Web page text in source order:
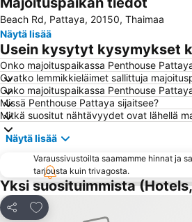
Beach Rd, Pattaya, 20150, Thaimaa
Näytä lisää
Usein kysytyt kysymykset
Onko majoituspaikassa Penthouse
Ovatko lemmikkieläimet sallittuja
Onko majoituspaikassa Penthouse
Missä Penthouse Pattaya sijaitsee?
Mitkä suositut nähtävyydet ovat lähellä
Näytä lisää
Varaussivustoilta saamamme hinnat ja
tarjousta kuin trivagosta.
Yksi suosituimmista
Jaa
Lisää suosikkeihin